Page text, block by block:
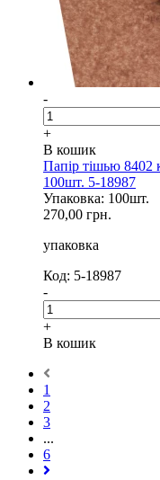
-
+
В кошик
Папір тішью 8402
100шт. 5-18987
Упаковка: 100шт.
270,00 грн.
упаковка
Код: 5-18987
-
+
В кошик
1
2
3
...
6